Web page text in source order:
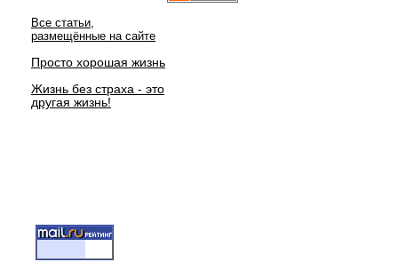
Все статьи,
размещённые на сайте
Просто хорошая жизнь
Жизнь без страха - это
другая жизнь!